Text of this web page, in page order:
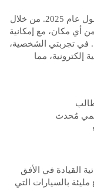
يبدو أن التعليم الذكي سيشهد تحولًا جذريًا بحلول عام 2025. من خلال
أي مكان، مع إمكانية
في تجربتي الشخصية،
إلكترونية، مما
مُحدث
القيادة في الأفق
بالسيارات التي